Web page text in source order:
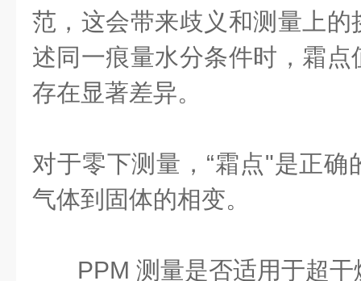
范，这会带来歧义和测量上
述同一痕量水分条件时，霜
存在显著差异。
对于零下测量，“霜点"是正
气体到固体的相变。
PPM 测量是否适用于超